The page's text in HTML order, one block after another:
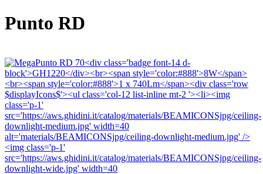
Punto RD